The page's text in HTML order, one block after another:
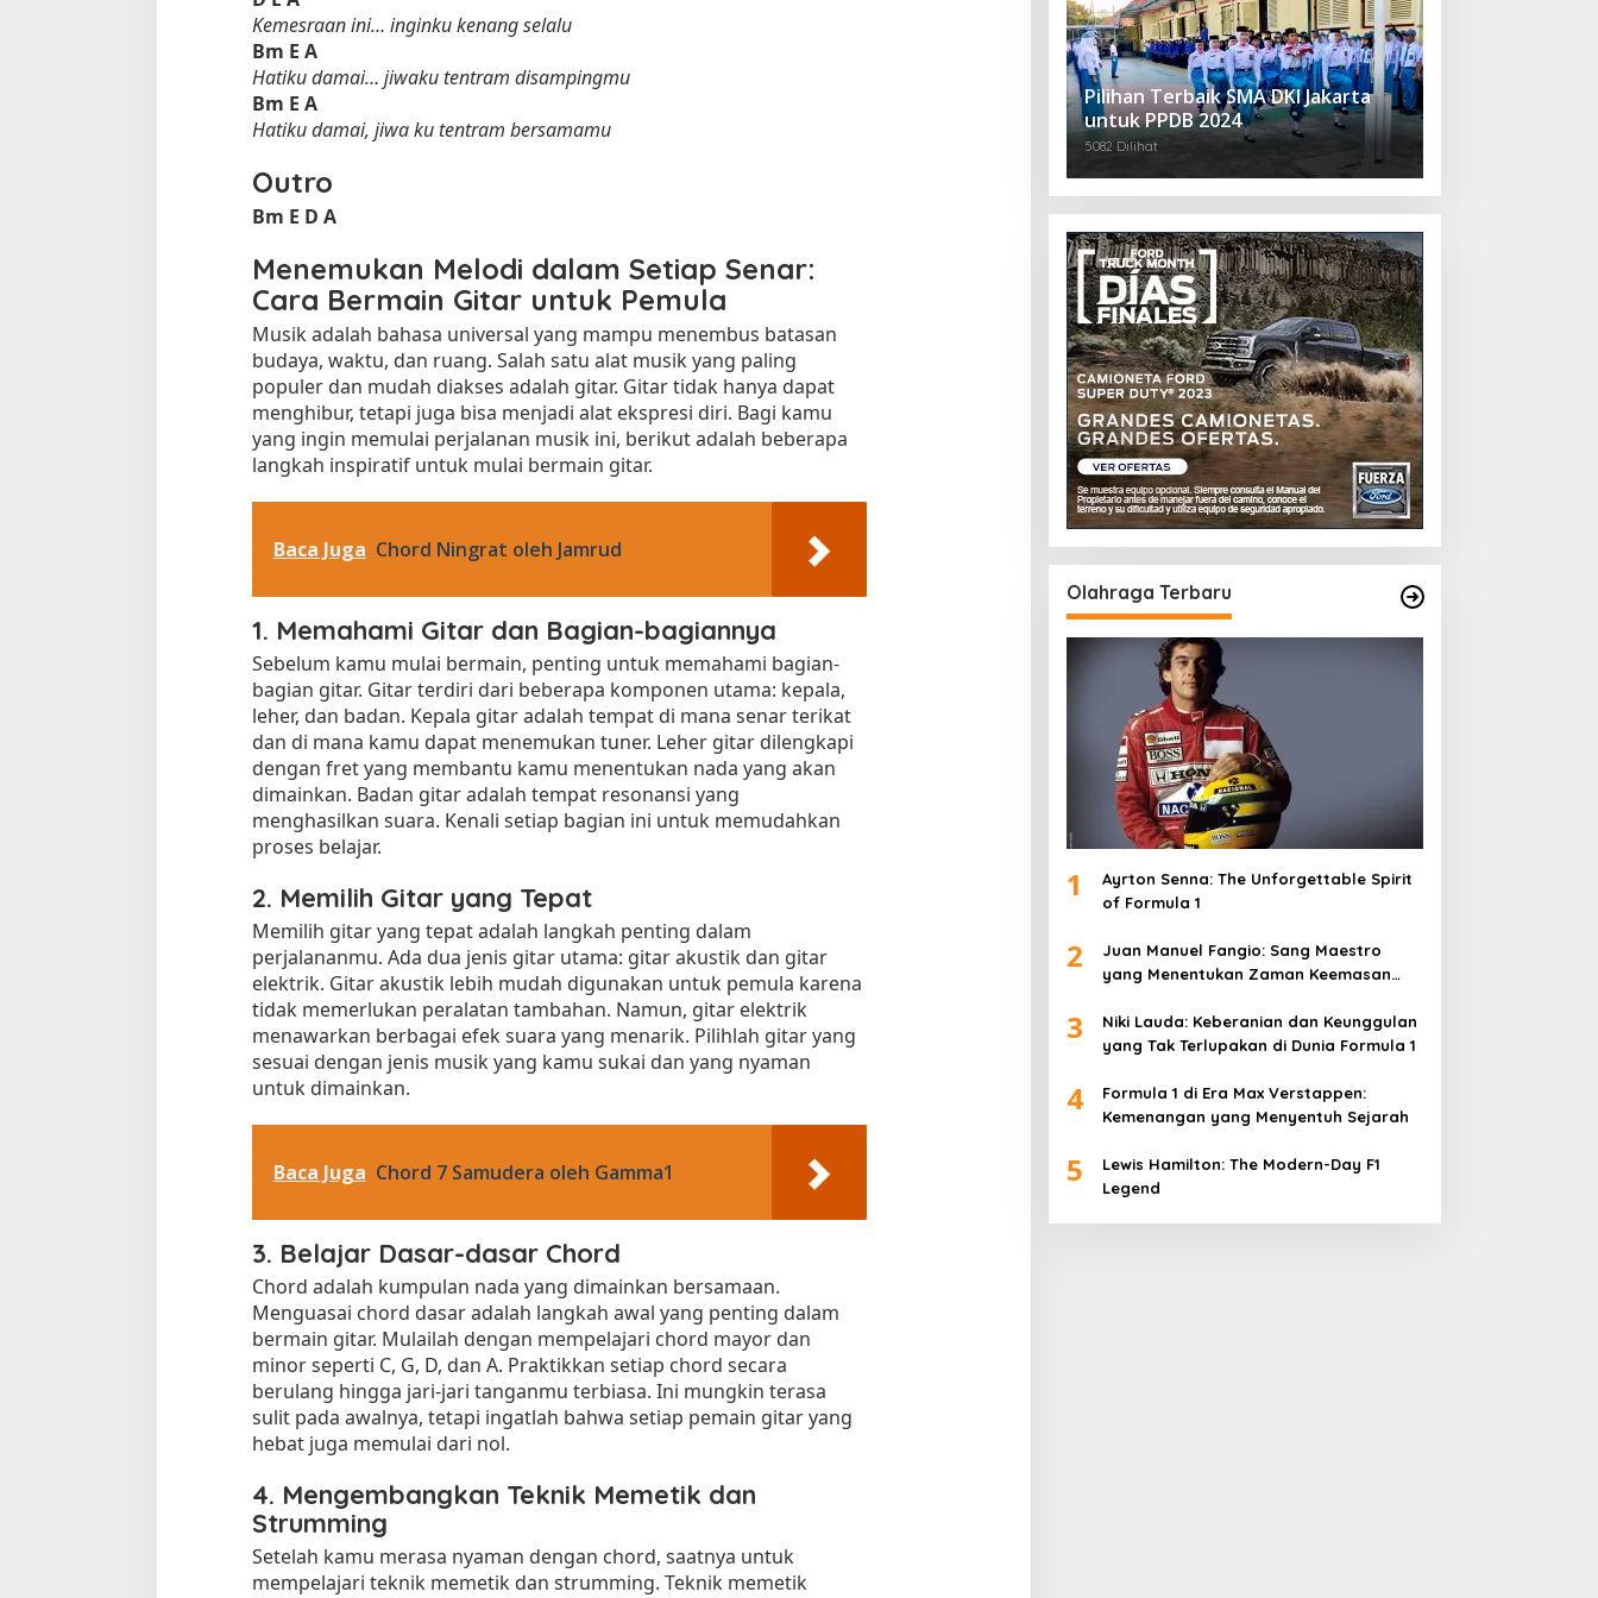
Kemesraan ini… inginku kenang selalu
Bm E A
Hatiku damai… jiwaku tentram disampingmu
Bm E A
Hatiku damai, jiwa ku tentram bersamamu
Outro
Bm E D A
Menemukan Melodi dalam Setiap Senar:
Cara Bermain Gitar untuk Pemula
Musik adalah bahasa universal yang mampu menembus batasan
budaya, waktu, dan ruang. Salah satu alat musik yang paling
populer dan mudah diakses adalah gitar. Gitar tidak hanya dapat
menghibur, tetapi juga bisa menjadi alat ekspresi diri. Bagi kamu
yang ingin memulai perjalanan musik ini, berikut adalah beberapa
langkah inspiratif untuk mulai bermain gitar.
Baca Juga Chord Ningrat oleh Jamrud
1. Memahami Gitar dan Bagian-bagiannya
Sebelum kamu mulai bermain, penting untuk memahami bagian-
bagian gitar. Gitar terdiri dari beberapa komponen utama: kepala,
leher, dan badan. Kepala gitar adalah tempat di mana senar terikat
dan di mana kamu dapat menemukan tuner. Leher gitar dilengkapi
dengan fret yang membantu kamu menentukan nada yang akan
dimainkan. Badan gitar adalah tempat resonansi yang
menghasilkan suara. Kenali setiap bagian ini untuk memudahkan
proses belajar.
2. Memilih Gitar yang Tepat
Memilih gitar yang tepat adalah langkah penting dalam
perjalananmu. Ada dua jenis gitar utama: gitar akustik dan gitar
elektrik. Gitar akustik lebih mudah digunakan untuk pemula karena
tidak memerlukan peralatan tambahan. Namun, gitar elektrik
menawarkan berbagai efek suara yang menarik. Pilihlah gitar yang
sesuai dengan jenis musik yang kamu sukai dan yang nyaman
untuk dimainkan.
Baca Juga Chord 7 Samudera oleh Gamma1
3. Belajar Dasar-dasar Chord
Chord adalah kumpulan nada yang dimainkan bersamaan.
Menguasai chord dasar adalah langkah awal yang penting dalam
bermain gitar. Mulailah dengan mempelajari chord mayor dan
minor seperti C, G, D, dan A. Praktikkan setiap chord secara
berulang hingga jari-jari tanganmu terbiasa. Ini mungkin terasa
sulit pada awalnya, tetapi ingatlah bahwa setiap pemain gitar yang
hebat juga memulai dari nol.
4. Mengembangkan Teknik Memetik dan
Strumming
Setelah kamu merasa nyaman dengan chord, saatnya untuk
mempelajari teknik memetik dan strumming. Teknik memetik
Pilihan Terbaik SMA DKI Jakarta
untuk PPDB 2024
5082 Dilihat
Olahraga Terbaru
1
Ayrton Senna: The Unforgettable Spirit
of Formula 1
2
Juan Manuel Fangio: Sang Maestro
yang Menentukan Zaman Keemasan
3
Niki Lauda: Keberanian dan Keunggulan
yang Tak Terlupakan di Dunia Formula 1
4
Formula 1 di Era Max Verstappen:
Kemenangan yang Menyentuh Sejarah
5
Lewis Hamilton: The Modern-Day F1
Legend